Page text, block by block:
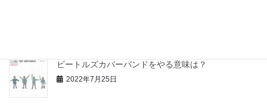
ビートルズカバーバンドをやる意味は？
2022年7月25日